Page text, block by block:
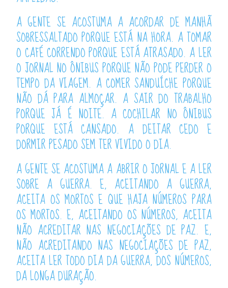
A GENTE SE ACOSTUMA A ACORDAR DE MANHÃ
SOBRESSALTADO PORQUE ESTÁ NA HORA. A TOMAR
O CAFÉ CORRENDO PORQUE ESTÁ ATRASADO. A LER
O JORNAL NO ÔNIBUS PORQUE NÃO PODE PERDER O
TEMPO DA VIAGEM. A COMER SANDUÍCHE PORQUE
NÃO DÁ PARA ALMOÇAR. A SAIR DO TRABALHO
PORQUE JÁ É NOITE. A COCHILAR NO ÔNIBUS
PORQUE ESTÁ CANSADO. A DEITAR CEDO E
DORMIR PESADO SEM TER VIVIDO O DIA.
A GENTE SE ACOSTUMA A ABRIR O JORNAL E A LER
SOBRE A GUERRA. E, ACEITANDO A GUERRA,
ACEITA OS MORTOS E QUE HAJA NÚMEROS PARA
OS MORTOS. E, ACEITANDO OS NÚMEROS, ACEITA
NÃO ACREDITAR NAS NEGOCIAÇÕES DE PAZ. E,
NÃO ACREDITANDO NAS NEGOCIAÇÕES DE PAZ,
ACEITA LER TODO DIA DA GUERRA, DOS NÚMEROS,
DA LONGA DURAÇÃO.